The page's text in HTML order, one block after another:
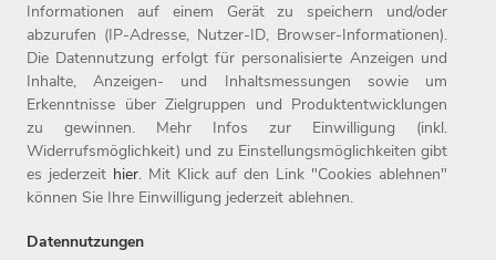
Witt-Gruppe ist mit mehr als 3.100 Mitarbeitern nicht nur
einer der größten Arbeitgeber der Oberpfalz, sondern auch
einer der beliebtesten Deutschlands: 2020 wurde das
Unternehmen zum achten Mal in Folge als Top-Arbeitgeber
ausgezeichnet. Seit 1987 ist das Unternehmen mit Sitz in
Weiden Teil der Otto Group. Weitere Informationen finden Sie
unter www.witt-gruppe.eu.
Informationen auf einem Gerät zu speichern und/oder
abzurufen (IP-Adresse, Nutzer-ID, Browser-Informationen).
Die Datennutzung erfolgt für personalisierte Anzeigen und
Inhalte, Anzeigen- und Inhaltsmessungen sowie um
Erkenntnisse über Zielgruppen und Produktentwicklungen
zu gewinnen. Mehr Infos zur Einwilligung (inkl.
Widerrufsmöglichkeit) und zu Einstellungsmöglichkeiten gibt
es jederzeit hier. Mit Klick auf den Link "Cookies ablehnen"
können Sie Ihre Einwilligung jederzeit ablehnen.
Datennutzungen